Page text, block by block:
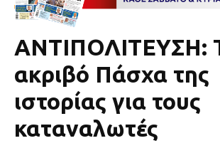
ΑΝΤΙΠΟΛΙΤΕΥΣΗ:
ακριβό Πάσχα της
ιστορίας για τους
καταναλωτές